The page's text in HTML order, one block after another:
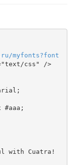
ru/myfonts?font
css" />
#aaa;